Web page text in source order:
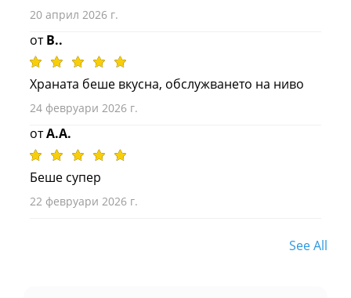
20 април 2026 г.
отB..
Храната беше вкусна, обслужването на ниво
24 февруари 2026 г.
отA.A.
Беше супер
22 февруари 2026 г.
See All